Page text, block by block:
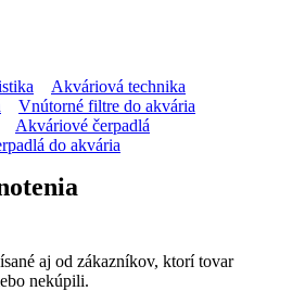
Akváriová technika
Vnútorné filtre do akvária
Akváriové čerpadlá
do akvária
aj od zákazníkov, ktorí tovar
nekúpili.